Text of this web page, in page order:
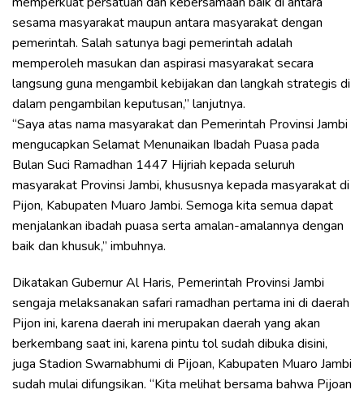
sesama masyarakat maupun antara masyarakat dengan
pemerintah. Salah satunya bagi pemerintah adalah
memperoleh masukan dan aspirasi masyarakat secara
langsung guna mengambil kebijakan dan langkah strategis di
dalam pengambilan keputusan,” lanjutnya.
“Saya atas nama masyarakat dan Pemerintah Provinsi Jambi
mengucapkan Selamat Menunaikan Ibadah Puasa pada
Bulan Suci Ramadhan 1447 Hijriah kepada seluruh
masyarakat Provinsi Jambi, khususnya kepada masyarakat di
Pijon, Kabupaten Muaro Jambi. Semoga kita semua dapat
menjalankan ibadah puasa serta amalan-amalannya dengan
baik dan khusuk,” imbuhnya.
Dikatakan Gubernur Al Haris, Pemerintah Provinsi Jambi
sengaja melaksanakan safari ramadhan pertama ini di daerah
Pijon ini, karena daerah ini merupakan daerah yang akan
berkembang saat ini, karena pintu tol sudah dibuka disini,
juga Stadion Swarnabhumi di Pijoan, Kabupaten Muaro Jambi
sudah mulai difungsikan. “Kita melihat bersama bahwa Pijoan